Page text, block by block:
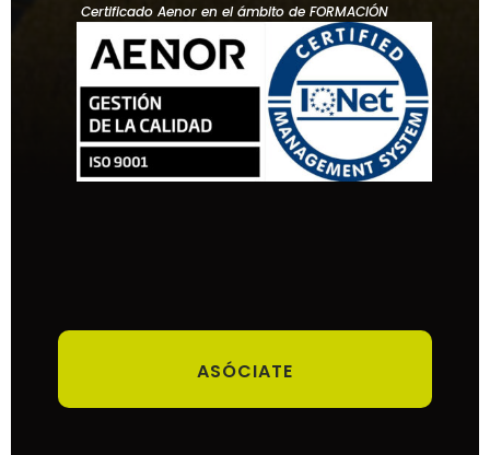
Certificado Aenor en el ámbito de FORMACIÓN
ASÓCIATE